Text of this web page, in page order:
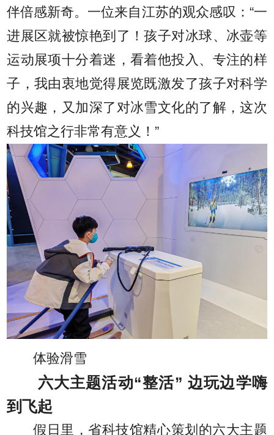
伴倍感新奇。一位来自江苏的观众感叹：“一
进展区就被惊艳到了！孩子对冰球、冰壶等
运动展项十分着迷，看着他投入、专注的样
子，我由衷地觉得展览既激发了孩子对科学
的兴趣，又加深了对冰雪文化的了解，这次
科技馆之行非常有意义！”
体验滑雪
六大主题活动“整活” 边玩边学嗨
到飞起
假日里，省科技馆精心策划的六大主题